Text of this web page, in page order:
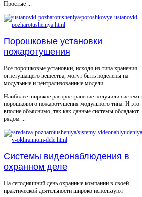
Простые ...
Порошковые установки
пожаротушения
Все порошковые установки, исходя из типа хранения
огнетушащего вещества, могут быть поделены на
модульные и централизованные модели.
Наиболее широкое распространение получили системы
порошкового пожаротушения модульного типа. И это
вполне объяснимо, так как данные системы обладают
рядом ...
Системы видеонаблюдения в
охранном деле
На сегодняшний день охранные компании в своей
практической деятельности широко используют